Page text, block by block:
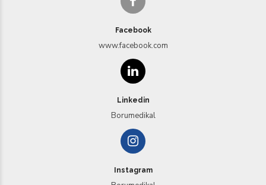
Facebook
www.facebook.com
Linkedin
Borumedikal
Instagram